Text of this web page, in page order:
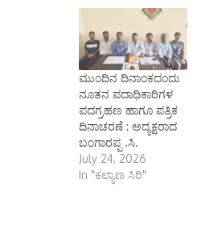
ಮುಂದಿನ‌ ದಿನಾಂಕದಂದು
ನೂತನ ಪದಾಧಿಕಾರಿಗಳ
ಪದಗ್ರಹಣ ಹಾಗೂ ಪತ್ರಿಕ
ದಿನಾಚರಣೆ : ಅದ್ಯಕ್ಷರಾದ
ಬಂಗಾರಪ್ಪ .ಸಿ.
July 24, 2026
In "ಕಲ್ಯಾಣ ಸಿರಿ"